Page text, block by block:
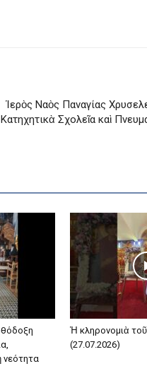
Ἱερὸς Ναὸς Παναγίας
Κατηχητικὰ Σχολεῖα καὶ
νεότητα
Ἡ κληρονομιὰ
(27.07.2026)